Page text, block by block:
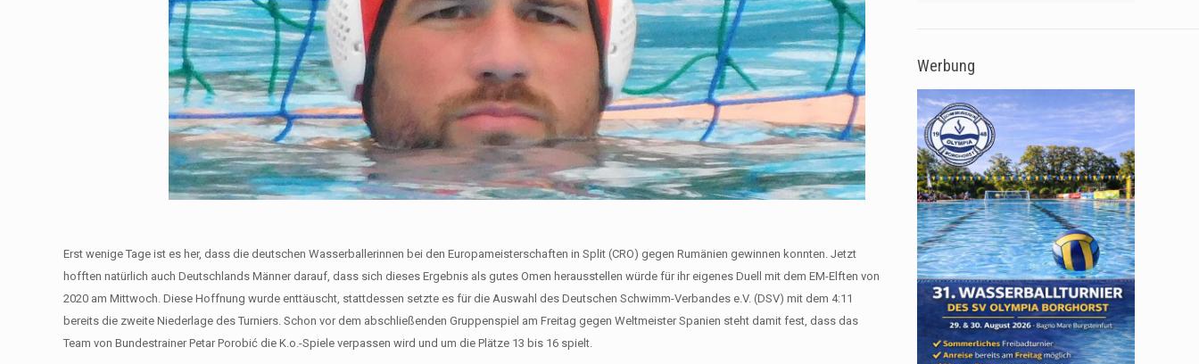
Erst wenige Tage ist es her, dass die deutschen Wasserballerinnen bei den Europameisterschaften in Split (CRO) gegen Rumänien gewinnen konnten. Jetzt
hofften natürlich auch Deutschlands Männer darauf, dass sich dieses Ergebnis als gutes Omen herausstellen würde für ihr eigenes Duell mit dem EM-Elften von
2020 am Mittwoch. Diese Hoffnung wurde enttäuscht, stattdessen setzte es für die Auswahl des Deutschen Schwimm-Verbandes e.V. (DSV) mit dem 4:11
bereits die zweite Niederlage des Turniers. Schon vor dem abschließenden Gruppenspiel am Freitag gegen Weltmeister Spanien steht damit fest, dass das
Team von Bundestrainer Petar Porobić die K.o.-Spiele verpassen wird und um die Plätze 13 bis 16 spielt.
Werbung